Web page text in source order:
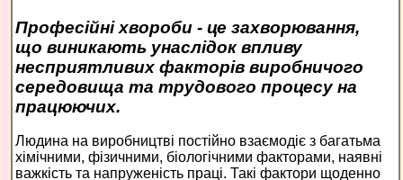
Професійні хвороби - це захворювання,
що виникають унаслідок впливу
несприятливих факторів виробничого
середовища та трудового процесу на
працюючих.
Людина на виробництві постійно взаємодіє з багатьма
хімічними, фізичними, біологічними факторами, наявні
важкість та напруженість праці. Такі фактори щоденно